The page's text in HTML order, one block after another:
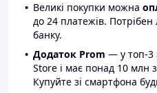
Великі покупки можна
до 24 платежів.
банку.
Додаток Prom — у топ-3
Store і має понад 10 млн
Купуйте зі смартфона